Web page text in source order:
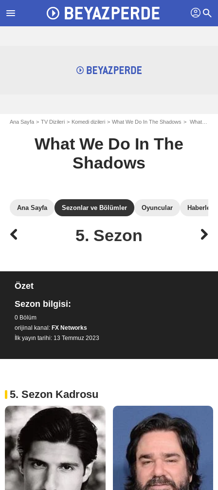
menu profil search
Ana Sayfa TV Dizileri Komedi dizileri What We Do In The Shadows What We Do In The Shadows: Sezon 5
What We Do In The
Shadows
Ana Sayfa Sezonlar ve Bölümler Oyuncular Haberler
5. Sezon
Özet
Sezon bilgisi:
0 Bölüm
orijinal kanal: FX Networks
İlk yayın tarihi: 13 Temmuz 2023
5. Sezon Kadrosu